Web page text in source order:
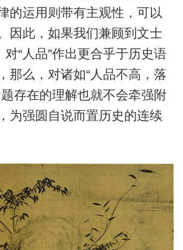
的运用则带有主观性，可以
因此，如果我们兼顾到文士
对“人品”作出更合乎于历史语
那么，对诸如“人品不高，落
存在的理解也就不会牵强附
为强圆自说而置历史的连续